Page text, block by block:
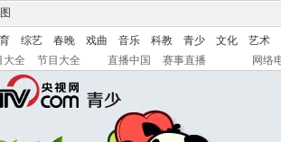
综艺 春晚 戏曲 音乐 科教 青少 文化
艺术
大全 节目大全 直播中国 赛事直播 网络